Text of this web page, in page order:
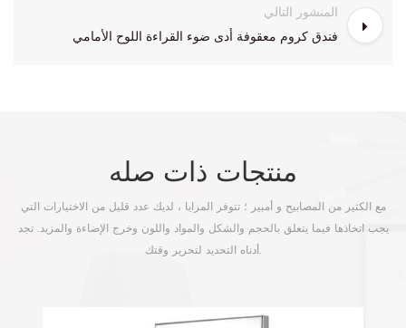
المنشور التالي
فندق كروم معقوفة أدى ضوء القراءة اللوح الأمامي
منتجات ذات صله
مع الكثير من المصابيح و أمبير ؛ تتوفر المرايا ، لديك عدد قليل من الاختيارات التي
يجب اتخاذها فيما يتعلق بالحجم والشكل والمواد واللون وخرج الإضاءة والمزيد. تجد
أدناه التحديد لتحرير وقتك.